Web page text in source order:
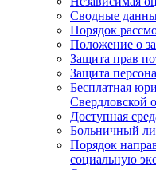
Сводные
Порядок
Положение о
Защита прав
Защита
Бесплатная
Свердловской
Доступная
Больничный
Порядок
социальную